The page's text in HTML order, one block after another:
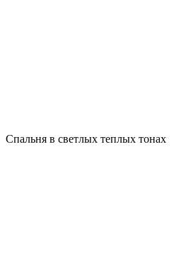
Спальня в светлых теплых тонах